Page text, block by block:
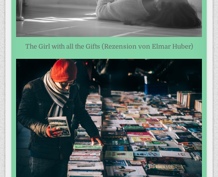
The Girl with all the Gifts (Rezension von Elmar Huber)